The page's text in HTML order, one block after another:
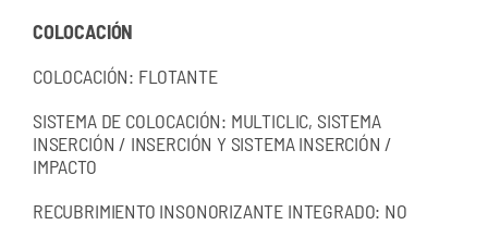
COLOCACIÓN
COLOCACIÓN: FLOTANTE
SISTEMA DE COLOCACIÓN: MULTICLIC, SISTEMA
INSERCIÓN / INSERCIÓN Y SISTEMA INSERCIÓN /
IMPACTO
RECUBRIMIENTO INSONORIZANTE INTEGRADO: NO